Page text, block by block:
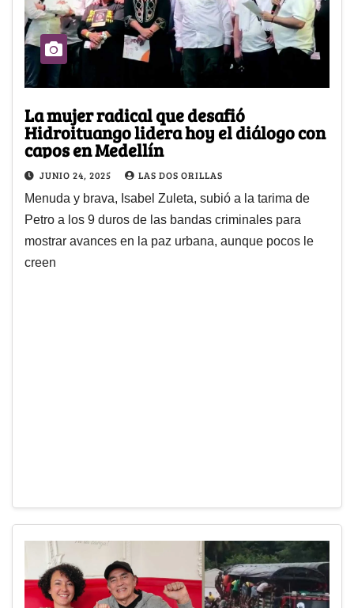
La mujer radical que desafió
Hidroituango lidera hoy el diálogo con
capos en Medellín
JUNIO 24, 2025 LAS DOS ORILLAS
Menuda y brava, Isabel Zuleta, subió a la tarima de
Petro a los 9 duros de las bandas criminales para
mostrar avances en la paz urbana, aunque pocos le
creen